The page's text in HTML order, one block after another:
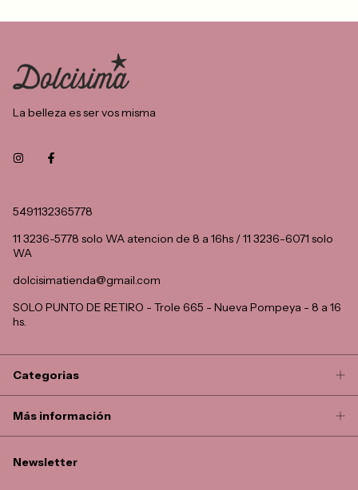
La belleza es ser vos misma
5491132365778
11 3236-5778 solo WA atencion de 8 a 16hs / 11 3236-6071 solo
WA
dolcisimatienda@gmail.com
SOLO PUNTO DE RETIRO - Trole 665 - Nueva Pompeya - 8 a 16
hs.
Categorias
Más información
Newsletter